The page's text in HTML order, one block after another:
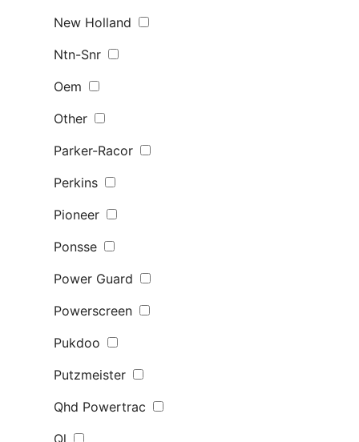
New Holland
Ntn-Snr
Oem
Other
Parker-Racor
Perkins
Pioneer
Ponsse
Power Guard
Powerscreen
Pukdoo
Putzmeister
Qhd Powertrac